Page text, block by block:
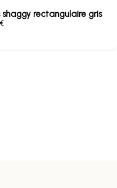
shaggy rectangulaire gris
€